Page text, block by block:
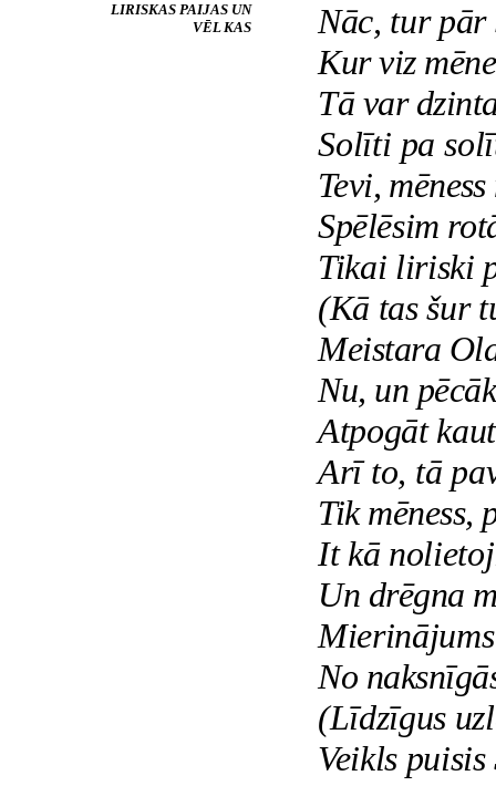
LIRISKAS PAIJAS UN
VĒL KAS
Nāc, tur
Kur viz
Tā var
Solīti pa
Tevi,
Spēlēsim
Tikai liriski
(Kā tas šur
Meistara
Nu, un
Atpogāt
Arī to, tā
Tik mēness,
It kā
Un drēgna
No
(Līdzīgus
Veikls puisis